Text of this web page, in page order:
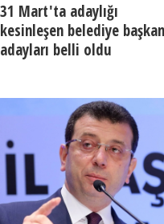
31 Mart'ta adaylığı
kesinleşen belediye başkan
adayları belli oldu